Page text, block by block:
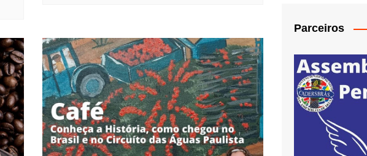
Parceiros